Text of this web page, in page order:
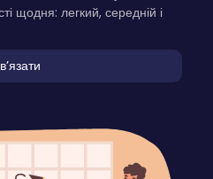
щодня: легкий, середній і